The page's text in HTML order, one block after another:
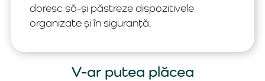
doresc să-și păstreze dispozitivele
organizate și în siguranță.
V-ar putea plăcea